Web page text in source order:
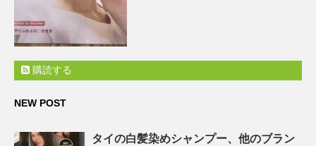
購読する
NEW POST
タイの白髪染めシャンプー、他のブラン